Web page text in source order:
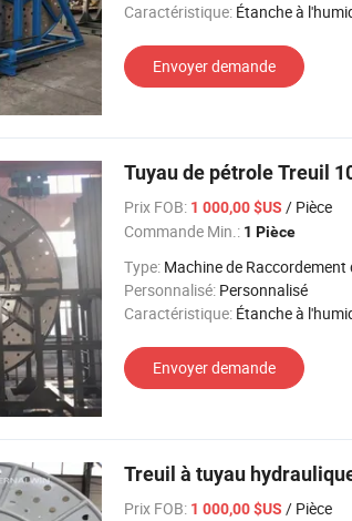
Caractéristique: Étanche à
Envoyer demande
Tuyau de pétrole Treuil
Prix FOB: 1 000,00 $US / Pièce
Commande Min.: 1 Pièce
Type: Machine de Raccordement
Personnalisé: Personnalisé
Caractéristique: Étanche à
Envoyer demande
Treuil à tuyau
Prix FOB: 1 000,00 $US / Pièce